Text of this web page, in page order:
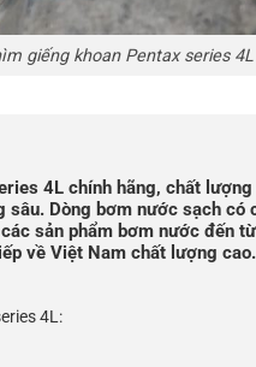
giếng khoan Pentax series 4L
4L chính hãng, chất
Dòng bơm nước sạch có
sản phẩm bơm nước đến
về Việt Nam chất lượng cao.
4L: